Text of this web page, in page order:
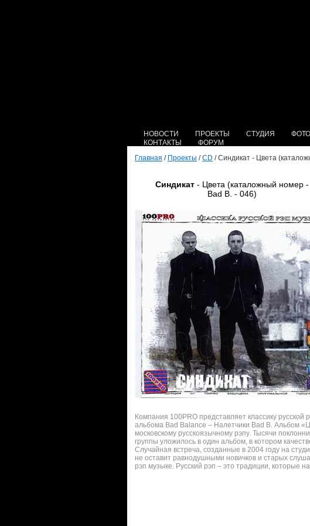
НОВОСТИ ПРОЕКТЫ СТУДИЯ ФОТО
КОНТАКТЫ
ФОРУМ
Главная / Проекты /CD / Синдикат - Цвета
Синдикат - Цвета (каталожный номер -
Bad B. - 046)
Компания 100PRO представляет классику
альбома Bad Balance – Налетчики Bad В. Альбом
московскому русскоязычному рэпу. Тысячи
группы уложилось в один альбом, в котором
Случайная встреча, созданные в 2004 году на
не оставит равнодушными новичков и старых
рэп музыке. Русский рэп – это традиции, которые